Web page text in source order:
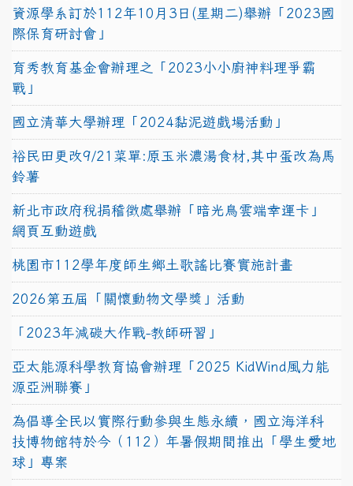
資源學系訂於112年10月3日(星期二)舉辦「2023國
際保育研討會」
育秀教育基金會辦理之「2023小小廚神料理爭霸
戰」
國立清華大學辦理「2024黏泥遊戲場活動」
裕民田更改9/21菜單:原玉米濃湯食材,其中蛋改為馬
鈴薯
新北市政府稅捐稽徵處舉辦「暗光鳥雲端幸運卡」
網頁互動遊戲
桃園市112學年度師生鄉土歌謠比賽實施計畫
2026第五屆「關懷動物文學獎」活動
「2023年減碳大作戰-教師研習」
亞太能源科學教育協會辦理「2025 KidWind風力能
源亞洲聯賽」
為倡導全民以實際行動參與生態永續，國立海洋科
技博物館特於今（112）年暑假期間推出「學生愛地
球」專案